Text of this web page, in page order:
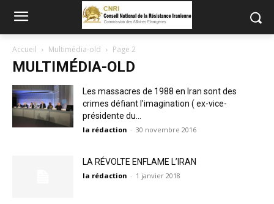
Accueil Multimédia-old Page 2
MULTIMÉDIA-OLD
Les massacres de 1988 en Iran sont des
crimes défiant l’imagination ( ex-vice-
présidente du...
la rédaction - 30 novembre 2016
LA RÉVOLTE ENFLAME L’IRAN
la rédaction - 1 janvier 2018